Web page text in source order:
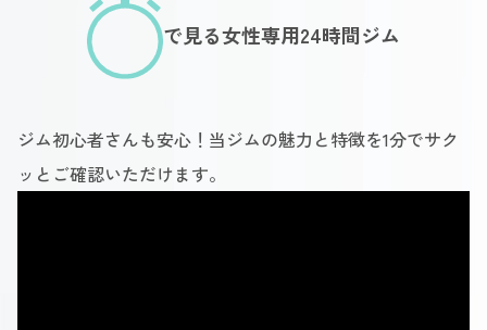
で見る女性専用24時間ジム
ジム初心者さんも安心！当ジムの魅力と特徴を1分でサク
ッとご確認いただけます。